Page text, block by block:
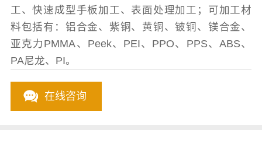
工、快速成型手板加工、表面处理加工；可加工材
料包括有：铝合金、紫铜、黄铜、铍铜、镁合金、
亚克力PMMA、Peek、PEI、PPO、PPS、ABS、
PA尼龙、PI。
在线咨询